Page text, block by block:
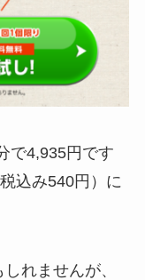
で4,935円です
込み540円）に
れませんが、